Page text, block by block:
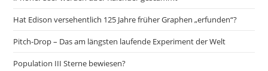
Hat Edison versehentlich 125 Jahre früher Graphen „erfunden“?
Pitch-Drop – Das am längsten laufende Experiment der Welt
Population III Sterne bewiesen?